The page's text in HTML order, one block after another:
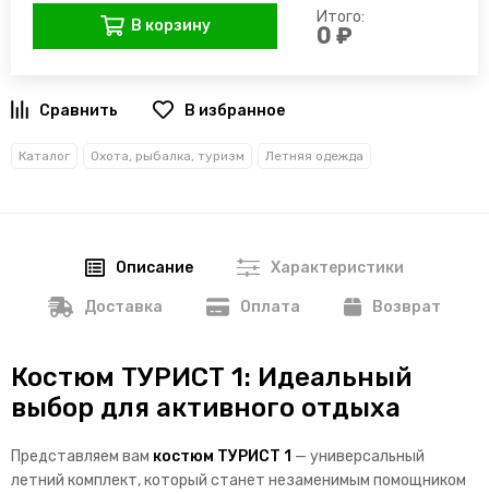
В корзину Итого:
0 ₽
В избранное
Каталог Охота, рыбалка, туризм Летняя одежда
Описание Характеристики
Доставка Оплата Возврат
Костюм ТУРИСТ 1: Идеальный
выбор для активного отдыха
Представляем вам костюм ТУРИСТ 1 — универсальный
летний комплект, который станет незаменимым помощником